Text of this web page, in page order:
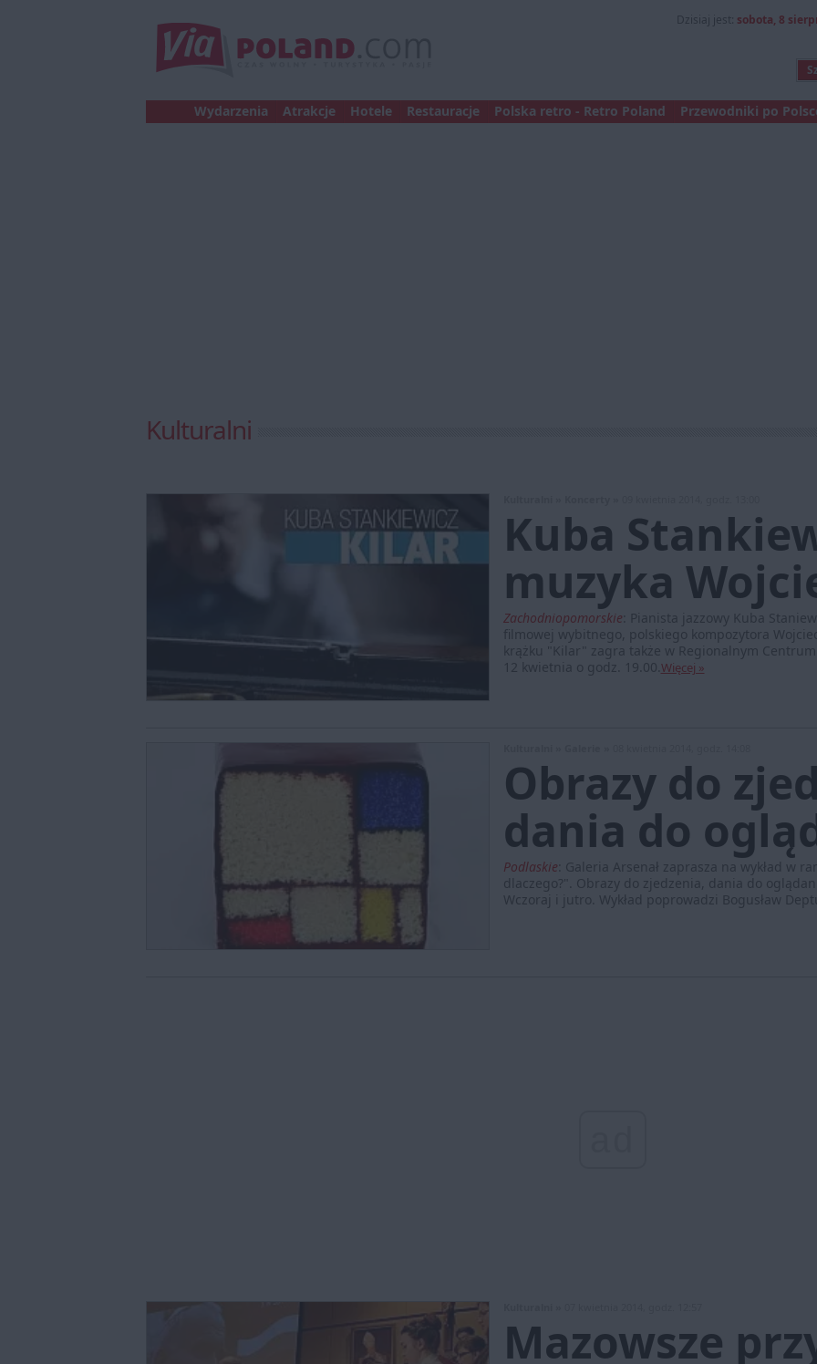
Dzisiaj jest: sobota, 8
Wydarzenia Atrakcje Hotele Restauracje Polska retro - Retro Poland Przewodniki po
Kulturalni
Kuba
muzyka
Zachodniopomorskie Pianista jazzowy Kuba
filmowej wybitnego, polskiego kompozytora
krążku "Kilar" zagra także w Regionalnym
12 kwietnia o godz. 19.00. Więcej »
Obrazy do
dania do
Podlaskie Galeria Arsenał zaprasza na wykład w
dlaczego?". Obrazy do zjedzenia, dania do
Wczoraj i jutro. Wykład poprowadzi Bogusław
Mazowsze